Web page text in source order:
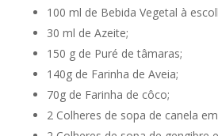
100 ml de Bebida Vegetal à
30 ml de Azeite;
150 g de Puré de tâmaras;
140g de Farinha de Aveia;
70g de Farinha de côco;
2 Colheres de sopa de canela